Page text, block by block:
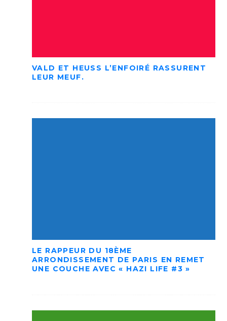
VALD ET HEUSS L’ENFOIRÉ RASSURENT
LEUR MEUF.
LE RAPPEUR DU 18ÈME
ARRONDISSEMENT DE PARIS EN REMET
UNE COUCHE AVEC « HAZI LIFE #3 »